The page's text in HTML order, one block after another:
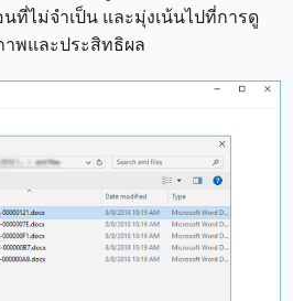
ที่ไม่จำเป็น และมุ่งเน้นไปที่การดู
พและประสิทธิผล